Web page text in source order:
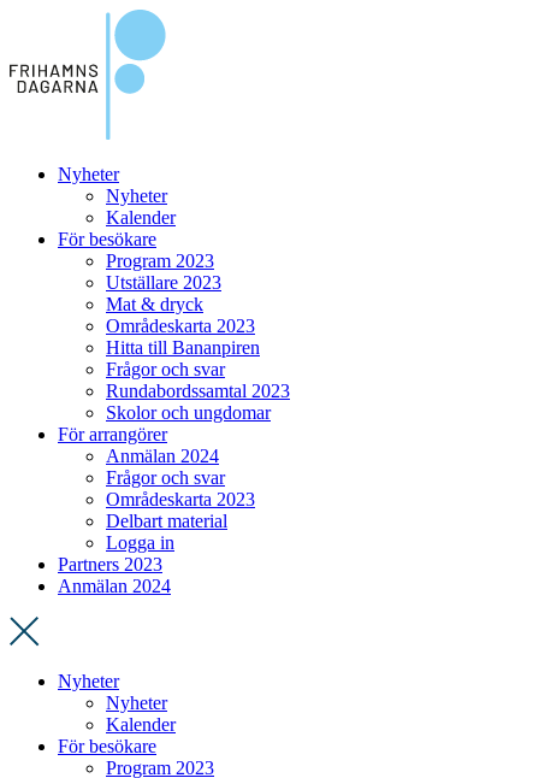
Nyheter
Nyheter
Kalender
För besökare
Program 2023
Utställare 2023
Mat & dryck
Områdeskarta 2023
Hitta till Bananpiren
Frågor och svar
Rundabordssamtal 2023
Skolor och ungdomar
För arrangörer
Anmälan 2024
Frågor och svar
Områdeskarta 2023
Delbart material
Logga in
Partners 2023
Anmälan 2024
Nyheter
Nyheter
Kalender
För besökare
Program 2023